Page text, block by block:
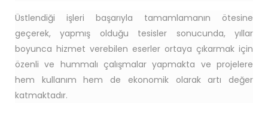
Üstlendiği işleri başarıyla tamamlamanın ötesine
geçerek, yapmış olduğu tesisler sonucunda, yıllar
boyunca hizmet verebilen eserler ortaya çıkarmak için
özenli ve hummalı çalışmalar yapmakta ve projelere
hem kullanım hem de ekonomik olarak artı değer
katmaktadır.